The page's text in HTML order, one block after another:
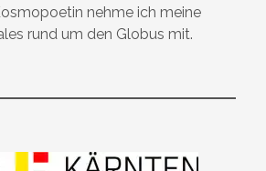
nehme ich meine
rund um den Globus mit.